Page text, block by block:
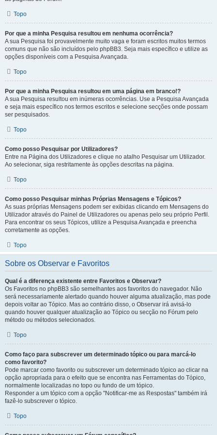
Topo
Por que a minha Pesquisa resultou em nenhuma ocorrência?
A sua Pesquisa foi provavelmente muito vaga e foram escritos muitos termos
comuns que não são incluídos pelo phpBB3. Seja mais específico e utilize as
opções disponíveis com a Pesquisa Avançada.
Topo
Por que a minha Pesquisa resultou em uma página em branco!?
A sua Pesquisa resultou em inúmeras ocorrências. Use a Pesquisa Avançada
e seja mais específico nos termos escritos e selecione secções onde possam
ser pesquisados.
Topo
Como posso Pesquisar por Utilizadores?
Entre na Página dos Utilizadores e clique no atalho Pesquisar um Utilizador.
Ao selecionar, siga restritamente às opções descritas na página.
Topo
Como posso Pesquisar minhas Próprias Mensagens e Tópicos?
As suas próprias Mensagens podem ser exibidas clicando em Mensagens do
Utilizador através do Painel de Utilizadores ou apenas pelo seu próprio Perfil.
Para encontrar os seus Tópicos, utilize a Pesquisa Avançada e preencha
corretamente as opções.
Topo
Sobre os Observar e Favoritos
Qual é a diferença existente entre Favoritos e Observar?
Os Favoritos no phpBB3 são semelhantes aos favoritos do navegador. Não
será necessariamente alertado quando houver alguma atualização, mas pode
depois voltar ao Tópico. Mas ao contrário disso, o Observar irá avisá-lo
quando houver qualquer atualização ao Tópico ou secção no Fórum pelo
método ou métodos selecionados.
Topo
Como faço para subscrever um determinado tópico ou para marcá-lo
como favorito?
Pode marcar como favorito ou subscrever um determinado tópico ao clicar na
opção apropriada para o efeito que se encontra nas Ferramentas do Tópico,
normalmente localizadas no topo ou fundo de um tópico.
Responder a um tópico com a opção "Notificar-me as Respostas" também irá
fazê-lo subscrever o tópico.
Topo